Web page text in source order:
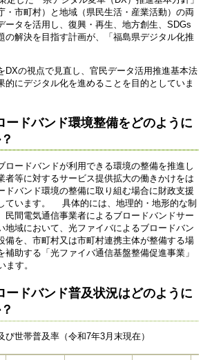
・市町村）と地域（県民生活・産業活動）の両
ータを活用し、復興・再生、地方創生、SDGs
の解決を目指す計画が、「福島県デジタル化推
の視点で見直し、官民データ活用推進基本法
的にデジタル化を進めることを目的としていま
ドバンド環境整備をどのように
ードバンドが利用できる環境の整備を推進し
者等に対するサービス提供拡大の働きかけをは
ドバンド環境の整備に取り組む場合に財政支援
ています。 具体的には、地理的・地形的な制
民間電気通信事業者によるブロードバンドサー
地域において、光ファイバによるブロードバン
備を、市町村又は市町村連携主体が整備する場
助する「光ファイバ通信基盤整備促進事業」
ます。
ドバンド普及状況はどのように
び世帯普及率（令和7年3月末現在）